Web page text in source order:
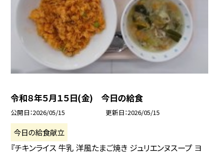
令和８年５月１５日(金) 今日の給食
公開日 2026/05/15 更新日 2026/05/15
今日の給食献立
『チキンライス 牛乳 洋風たまご焼き ジュリエンヌスープ ヨ